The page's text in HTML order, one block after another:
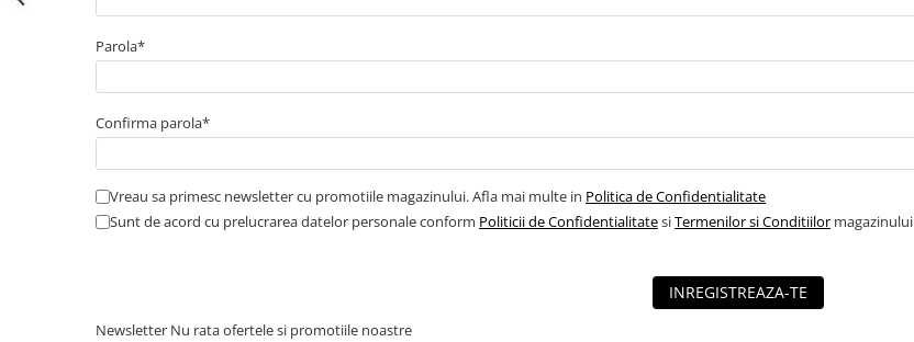
Kit transmisie
Curea transmisie
Bielete antiruliu
Bielete directie
Cap de bara
Parola*
Confirma parola*
Vreau sa primesc newsletter cu promotiile magazinului. Afla mai multe in Politica de Confidentialitate
Sunt de acord cu prelucrarea datelor personale conform Politicii de ConfidentialitatesiTermenilor si Conditiilor magazinului
INREGISTREAZA-TE
Newsletter Nu rata ofertele si promotiile noastre